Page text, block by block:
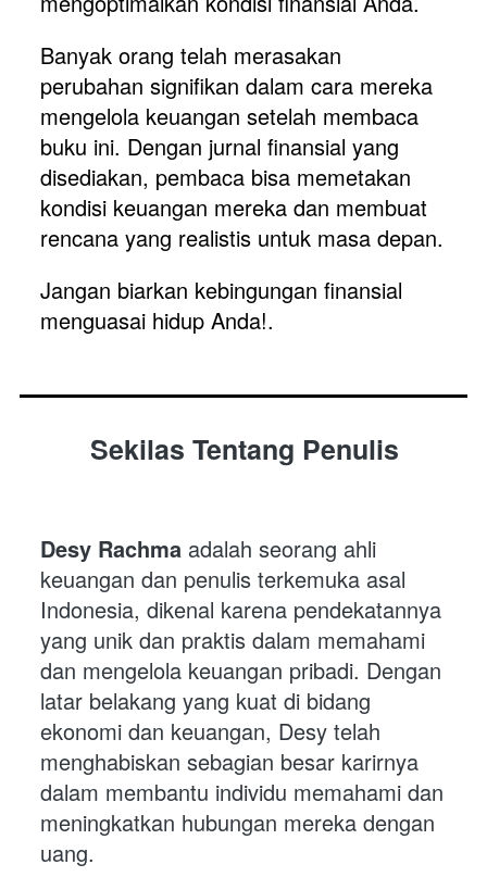
Banyak orang telah merasakan
perubahan signifikan dalam cara mereka
mengelola keuangan setelah membaca
buku ini. Dengan jurnal finansial yang
disediakan, pembaca bisa memetakan
kondisi keuangan mereka dan membuat
rencana yang realistis untuk masa depan.
Jangan biarkan kebingungan finansial
menguasai hidup Anda!.
Sekilas Tentang Penulis
Desy Rachma adalah seorang ahli
keuangan dan penulis terkemuka asal
Indonesia, dikenal karena pendekatannya
yang unik dan praktis dalam memahami
dan mengelola keuangan pribadi. Dengan
latar belakang yang kuat di bidang
ekonomi dan keuangan, Desy telah
menghabiskan sebagian besar karirnya
dalam membantu individu memahami dan
meningkatkan hubungan mereka dengan
uang.